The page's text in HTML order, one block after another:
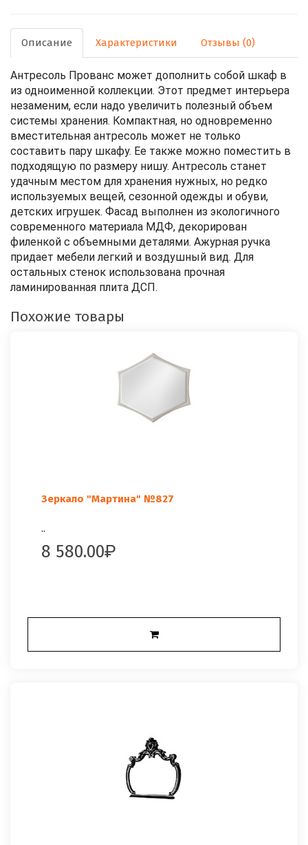
Описание Характеристики Отзывы (0)
Антресоль Прованс может дополнить собой шкаф в
из одноименной коллекции. Этот предмет интерьера
незаменим, если надо увеличить полезный объем
системы хранения. Компактная, но одновременно
вместительная антресоль может не только
составить пару шкафу. Ее также можно поместить в
подходящую по размеру нишу. Антресоль станет
удачным местом для хранения нужных, но редко
используемых вещей, сезонной одежды и обуви,
детских игрушек. Фасад выполнен из экологичного
современного материала МДФ, декорирован
филенкой с объемными деталями. Ажурная ручка
придает мебели легкий и воздушный вид. Для
остальных стенок использована прочная
ламинированная плита ДСП.
Похожие товары
Зеркало "Мартина" №827
..
8 580.00